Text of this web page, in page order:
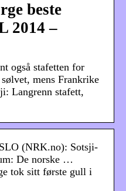
beste
2014 –
også stafetten for
mens Frankrike
Langrenn stafett,
(NRK.no): Sotsji-
De norske …
tok sitt første gull i